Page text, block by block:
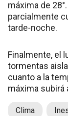
máxima de
parcialmente
tarde-noche.
Finalmente, el
tormentas
cuanto a la
máxima subirá
Clima